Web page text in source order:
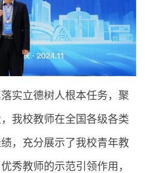
实立德树人根本任务，聚
我校教师在全国各级各类
，充分展示了我校青年教
秀教师的示范引领作用，